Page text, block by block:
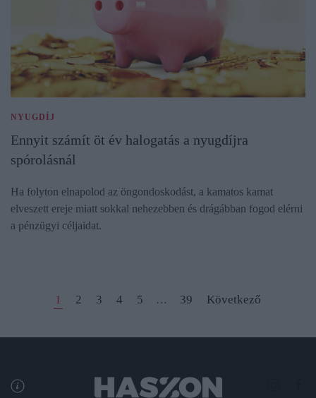
NYUGDÍJ
Ennyit számít öt év halogatás a nyugdíjra
spórolásnál
Ha folyton elnapolod az öngondoskodást, a kamatos kamat
elveszett ereje miatt sokkal nehezebben és drágábban fogod elérni
a pénzügyi céljaidat.
1 2 3 4 5 … 39 Következő